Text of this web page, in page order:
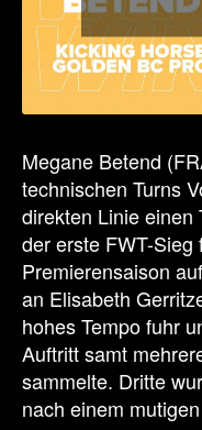
Megane Betend
technischen Turns
direkten Linie einen
der erste FWT-
Premierensaison
an Elisabeth
hohes Tempo fuhr
Auftritt samt
sammelte. Dritte
nach einem